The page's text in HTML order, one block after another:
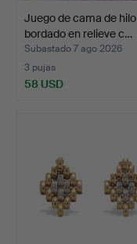
Juego de cama de hilo
bordado en relieve c…
Subastado 7 ago 2026
3 pujas
58 USD